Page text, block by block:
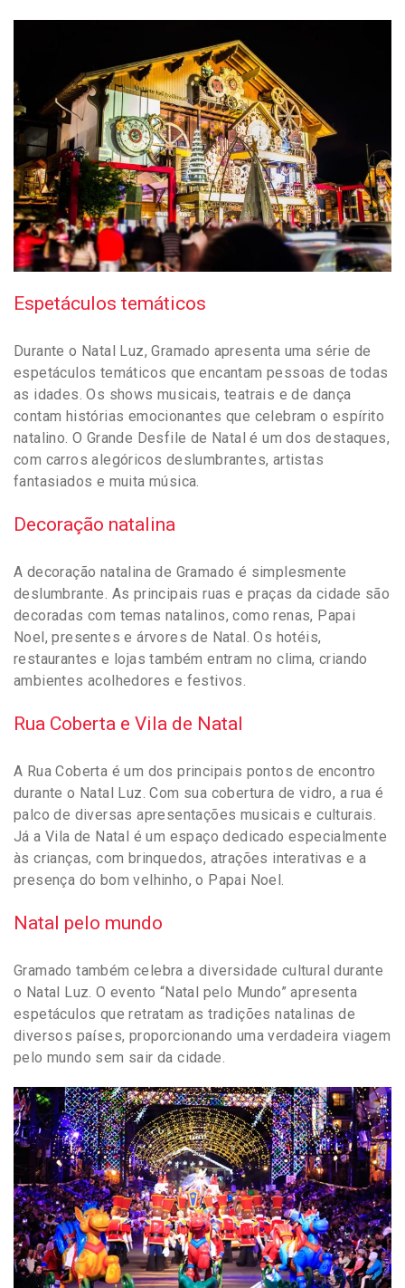
Espetáculos temáticos
Durante o Natal Luz, Gramado apresenta uma série de
espetáculos temáticos que encantam pessoas de todas
as idades. Os shows musicais, teatrais e de dança
contam histórias emocionantes que celebram o espírito
natalino. O Grande Desfile de Natal é um dos destaques,
com carros alegóricos deslumbrantes, artistas
fantasiados e muita música.
Decoração natalina
A decoração natalina de Gramado é simplesmente
deslumbrante. As principais ruas e praças da cidade são
decoradas com temas natalinos, como renas, Papai
Noel, presentes e árvores de Natal. Os hotéis,
restaurantes e lojas também entram no clima, criando
ambientes acolhedores e festivos.
Rua Coberta e Vila de Natal
A Rua Coberta é um dos principais pontos de encontro
durante o Natal Luz. Com sua cobertura de vidro, a rua é
palco de diversas apresentações musicais e culturais.
Já a Vila de Natal é um espaço dedicado especialmente
às crianças, com brinquedos, atrações interativas e a
presença do bom velhinho, o Papai Noel.
Natal pelo mundo
Gramado também celebra a diversidade cultural durante
o Natal Luz. O evento “Natal pelo Mundo” apresenta
espetáculos que retratam as tradições natalinas de
diversos países, proporcionando uma verdadeira viagem
pelo mundo sem sair da cidade.